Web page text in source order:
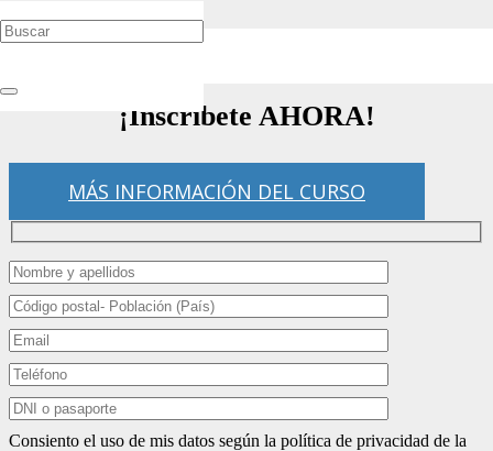
Curso «El misterio de Dios – I»
¡Inscríbete AHORA!
MÁS INFORMACIÓN DEL CURSO
Consiento el uso de mis datos según la política de privacidad de la